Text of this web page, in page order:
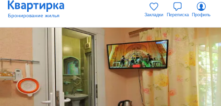
Закладки Переписка Профиль